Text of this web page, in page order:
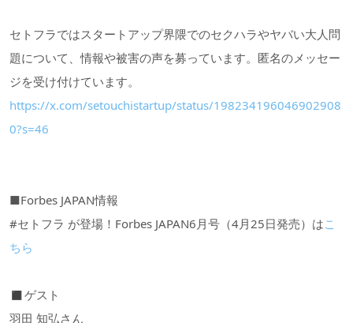
セトフラではスタートアップ界隈でのセクハラやヤバい大人問
題について、情報や被害の声を募っています。匿名のメッセー
ジを受け付けています。
https://x.com/setouchistartup/status/198234196046902908
0?s=46
■Forbes JAPAN情報
#セトフラ が登場！Forbes JAPAN6月号（4月25日発売）はこ
ちら
◼︎ゲスト
羽田 知弘さん